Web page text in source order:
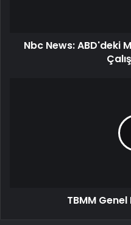
Nbc News: ABD'deki
TBMM